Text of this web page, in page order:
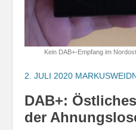
Kein DAB+-Empfang im
2. JULI 2020
DAB+:
der